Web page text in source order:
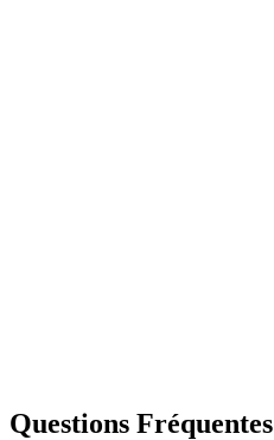
Questions Fréquentes